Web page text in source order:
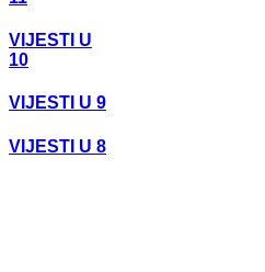
VIJESTI U
10
VIJESTI U 9
VIJESTI U 8